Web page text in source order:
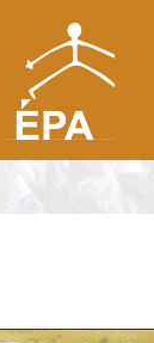
Mémoires